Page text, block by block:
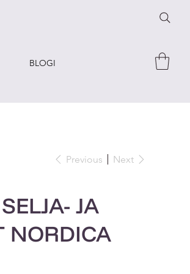
BLOGI
Previous Next
JA
NORDICA